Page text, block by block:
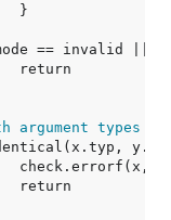
argument types